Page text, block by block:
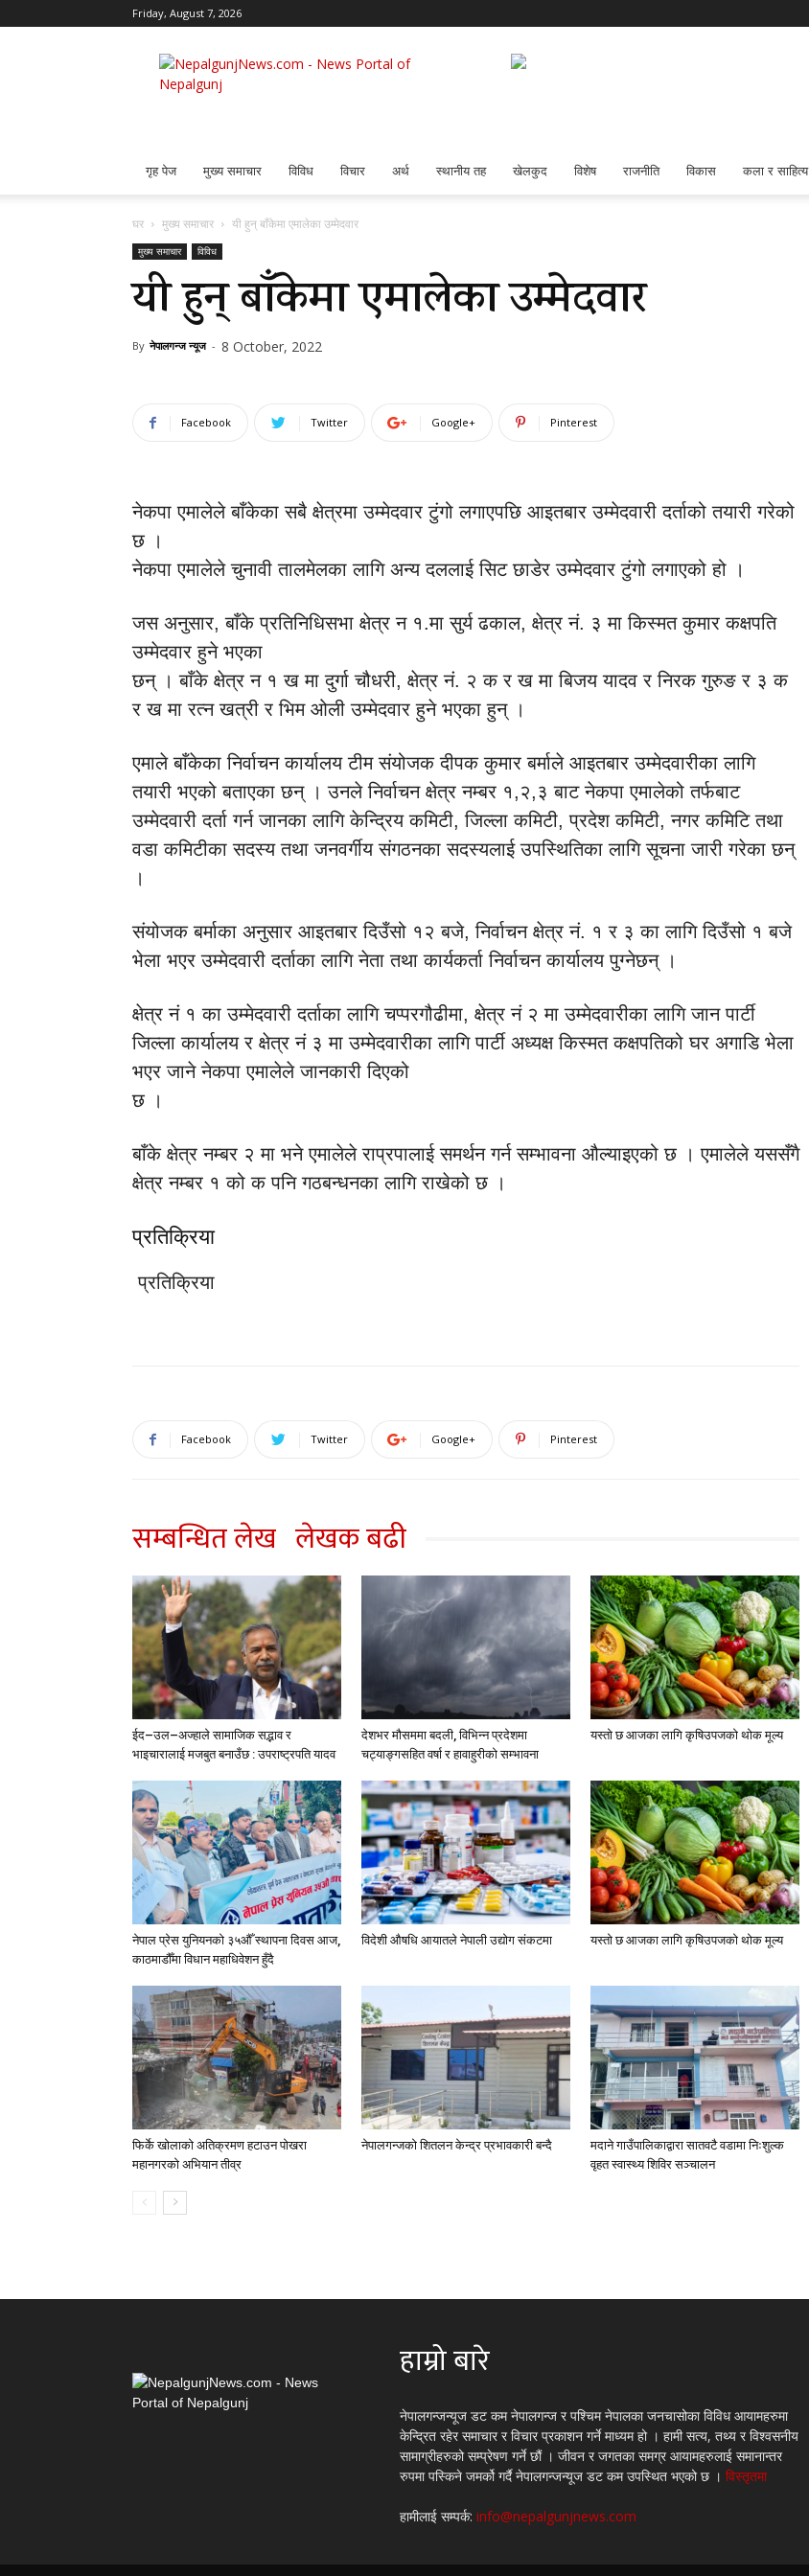
Friday, August 7, 2026
Nepalgunj
News
गृह पेज मुख्य समाचार विविध विचार अर्थ स्थानीय तह खेलकुद विशेष राजनीति विकास कला र साहित्य
घर मुख्य समाचार यी हुन् बाँकेमा एमालेका उम्मेदवार
मुख्य समाचार विविध
यी हुन् बाँकेमा एमालेका उम्मेदवार
By नेपालगन्ज न्यूज - 8 October, 2022
Facebook Twitter Google+ Pinterest
नेकपा एमालेले बाँकेका सबै क्षेत्रमा उम्मेदवार टुंगो लगाएपछि आइतबार उम्मेदवारी दर्ताको तयारी गरेको
छ ।
नेकपा एमालेले चुनावी तालमेलका लागि अन्य दललाई सिट छाडेर उम्मेदवार टुंगो लगाएको हो ।
जस अनुसार, बाँके प्रतिनिधिसभा क्षेत्र न १.मा सुर्य ढकाल, क्षेत्र नं. ३ मा किस्मत कुमार कक्षपति
उम्मेदवार हुने भएका
छन् । बाँके क्षेत्र न १ ख मा दुर्गा चौधरी, क्षेत्र नं. २ क र ख मा बिजय यादव र निरक गुरुङ र ३ क
र ख मा रत्न खत्री र भिम ओली उम्मेदवार हुने भएका हुन् ।
एमाले बाँकेका निर्वाचन कार्यालय टीम संयोजक दीपक कुमार बर्माले आइतबार उम्मेदवारीका लागि
तयारी भएको बताएका छन् । उनले निर्वाचन क्षेत्र नम्बर १,२,३ बाट नेकपा एमालेको तर्फबाट
उम्मेदवारी दर्ता गर्न जानका लागि केन्द्रिय कमिटी, जिल्ला कमिटी, प्रदेश कमिटी, नगर कमिटि तथा
वडा कमिटीका सदस्य तथा जनवर्गीय संगठनका सदस्यलाई उपस्थितिका लागि सूचना जारी गरेका छन्
।
संयोजक बर्माका अनुसार आइतबार दिउँसो १२ बजे, निर्वाचन क्षेत्र नं. १ र ३ का लागि दिउँसो १ बजे
भेला भएर उम्मेदवारी दर्ताका लागि नेता तथा कार्यकर्ता निर्वाचन कार्यालय पुग्नेछन् ।
क्षेत्र नं १ का उम्मेदवारी दर्ताका लागि चप्परगौढीमा, क्षेत्र नं २ मा उम्मेदवारीका लागि जान पार्टी
जिल्ला कार्यालय र क्षेत्र नं ३ मा उम्मेदवारीका लागि पार्टी अध्यक्ष किस्मत कक्षपतिको घर अगाडि भेला
भएर जाने नेकपा एमालेले जानकारी दिएको
छ ।
बाँके क्षेत्र नम्बर २ मा भने एमालेले राप्रपालाई समर्थन गर्न सम्भावना औल्याइएको छ । एमालेले यससँगै
क्षेत्र नम्बर १ को क पनि गठबन्धनका लागि राखेको छ ।
प्रतिक्रिया
प्रतिक्रिया
Facebook Twitter Google+ Pinterest
सम्बन्धित लेख लेखक बढी
ईद–उल–अज्हाले सामाजिक सद्भाव र
भाइचारालाई मजबुत बनाउँछ : उपराष्ट्रपति यादव
देशभर मौसममा बदली, विभिन्न प्रदेशमा
चट्याङ्गसहित वर्षा र हावाहुरीको सम्भावना
यस्तो छ आजका लागि कृषिउपजको थोक मूल्य
नेपाल प्रेस युनियनको ३५औँ स्थापना दिवस आज,
काठमाडौँमा विधान महाधिवेशन हुँदै
विदेशी औषधि आयातले नेपाली उद्योग संकटमा यस्तो छ आजका लागि कृषिउपजको थोक मूल्य
फिर्के खोलाको अतिक्रमण हटाउन पोखरा
महानगरको अभियान तीव्र
नेपालगन्जको शितलन केन्द्र प्रभावकारी बन्दै
मदाने गाउँपालिकाद्वारा सातवटै वडामा निःशुल्क
वृहत स्वास्थ्य शिविर सञ्चालन
हाम्रो बारे
नेपालगन्जन्यूज डट कम नेपालगन्ज र पश्चिम नेपालका जनचासोका विविध आयामहरुमा
केन्द्रित रहेर समाचार र विचार प्रकाशन गर्ने माध्यम हो । हामी सत्य, तथ्य र विश्वसनीय
सामाग्रीहरुको सम्प्रेषण गर्ने छौं । जीवन र जगतका समग्र आयामहरुलाई समानान्तर
रुपमा पस्किने जमर्को गर्दै नेपालगन्जन्यूज डट कम उपस्थित भएको छ । विस्तृतमा
हामीलाई सम्पर्क: info@nepalgunjnews.com